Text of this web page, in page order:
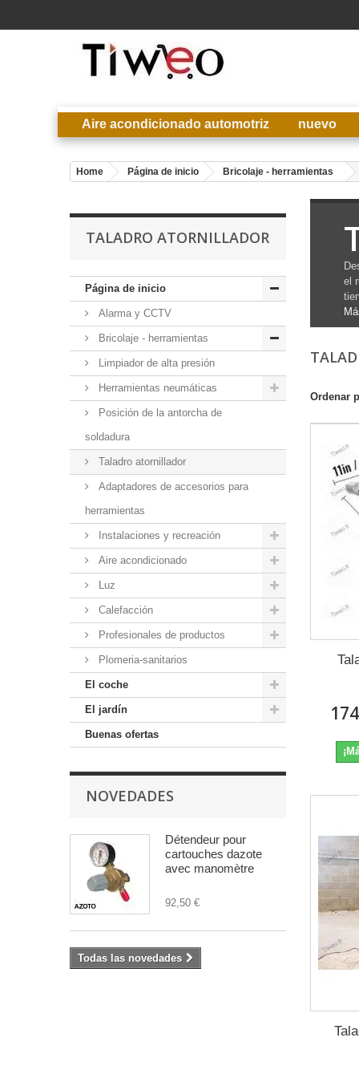
Aire acondicionado automotriz nuevo
Home Página de inicio Bricolaje - herramientas
TALADRO ATORNILLADOR
Página de inicio
Alarma y CCTV
Bricolaje - herramientas
Limpiador de alta presión
Herramientas neumáticas
Posición de la antorcha de
soldadura
Taladro atornillador
Adaptadores de accesorios para
herramientas
Instalaciones y recreación
Aire acondicionado
Luz
Calefacción
Profesionales de productos
Plomeria-sanitarios
El coche
El jardín
Buenas ofertas
NOVEDADES
Détendeur pour
cartouches dazote
avec manomètre
92,50 €
Todas las novedades
el
Ordenar